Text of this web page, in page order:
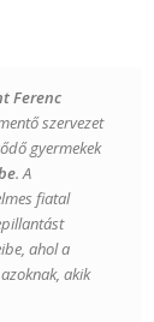
Ferenc
szervezet
gyermekek
. A
fiatal
ahol a
akik